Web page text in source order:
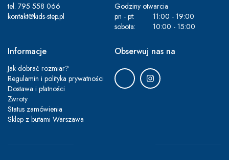
tel. 795 558 066
kontakt@kids-step.pl
Godziny otwarcia
pn - pt:
11:00 - 19:00
sobota:
10:00 - 15:00
Informacje
Jak dobrać rozmiar?
Regulamin i polityka prywatności
Dostawa i płatności
Zwroty
Status zamówienia
Sklep z butami Warszawa
Obserwuj nas na